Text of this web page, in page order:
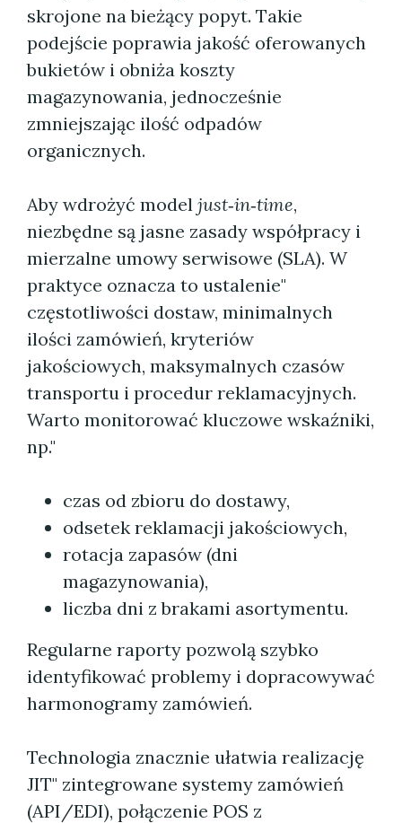
skrojone na bieżący popyt. Takie
podejście poprawia jakość oferowanych
bukietów i obniża koszty
magazynowania, jednocześnie
zmniejszając ilość odpadów
organicznych.
Aby wdrożyć model just‑in‑time,
niezbędne są jasne zasady współpracy i
mierzalne umowy serwisowe (SLA). W
praktyce oznacza to ustalenie"
częstotliwości dostaw, minimalnych
ilości zamówień, kryteriów
jakościowych, maksymalnych czasów
transportu i procedur reklamacyjnych.
Warto monitorować kluczowe wskaźniki,
np."
czas od zbioru do dostawy,
odsetek reklamacji jakościowych,
rotacja zapasów (dni
magazynowania),
liczba dni z brakami asortymentu.
Regularne raporty pozwolą szybko
identyfikować problemy i dopracowywać
harmonogramy zamówień.
Technologia znacznie ułatwia realizację
JIT" zintegrowane systemy zamówień
(API/EDI), połączenie POS z